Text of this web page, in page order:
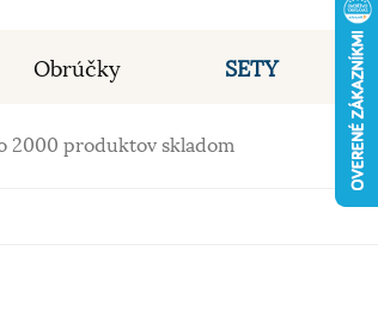
Obrúčky SETY
2000 produktov skladom